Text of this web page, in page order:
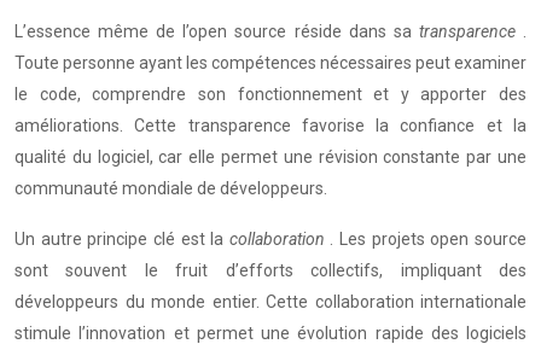
L’essence même de l’open source réside dans sa transparence
Toute personne ayant les compétences nécessaires peut examiner
le code, comprendre son fonctionnement et y apporter des
améliorations. Cette transparence favorise la confiance et la
qualité du logiciel, car elle permet une révision constante par une
communauté mondiale de développeurs.
Un autre principe clé est la collaboration
. Les projets open source
sont souvent le fruit d’efforts collectifs, impliquant des
développeurs du monde entier. Cette collaboration internationale
stimule l’innovation et permet une évolution rapide des logiciels